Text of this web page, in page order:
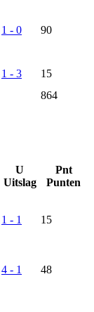
1 - 0
90
1 - 3
15
864
U
Uitslag
Pnt
Punten
1 - 1
15
4 - 1 48